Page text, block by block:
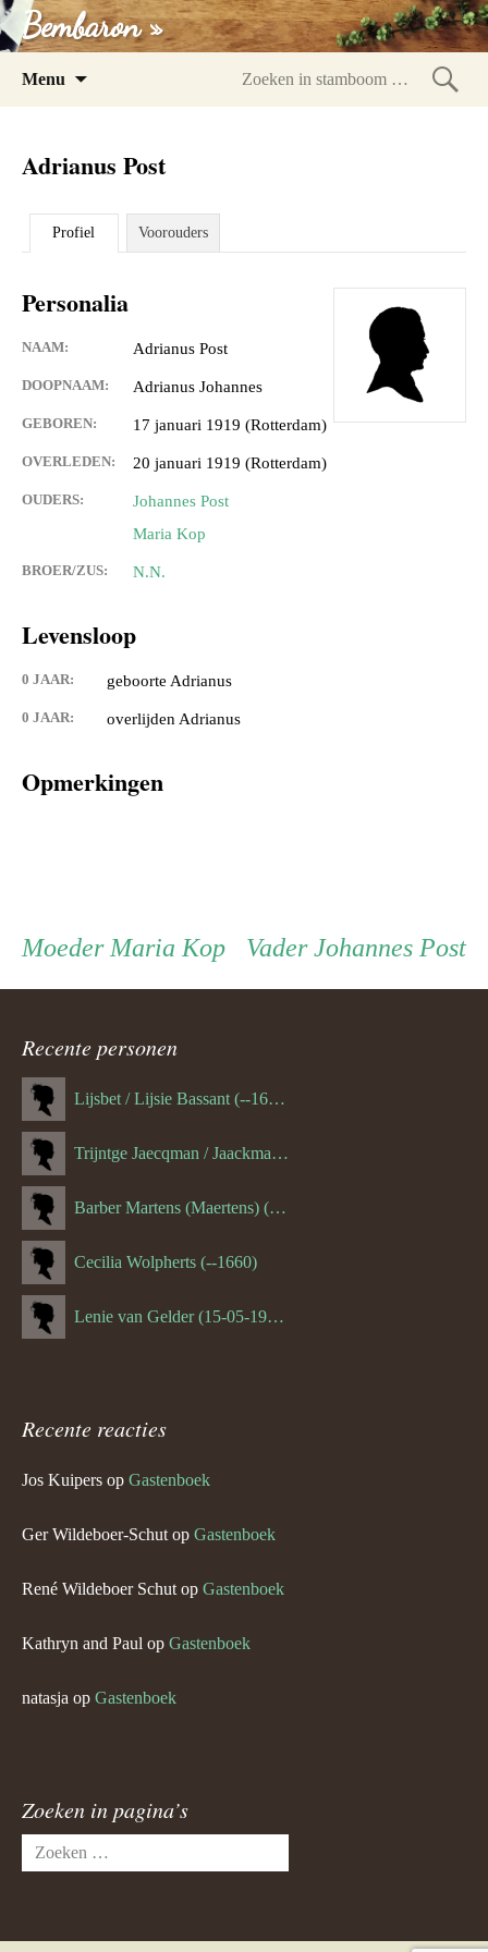
Bembaron »
Menu
Adrianus Post
Profiel Voorouders
Personalia
NAAM: Adrianus Post
DOOPNAAM: Adrianus Johannes
GEBOREN: 17 januari 1919 (Rotterdam)
OVERLEDEN: 20 januari 1919 (Rotterdam)
OUDERS:
Johannes Post
Maria Kop
BROER/ZUS: N.N.
Levensloop
0 JAAR: geboorte Adrianus
0 JAAR: overlijden Adrianus
Opmerkingen
Persoon
ouder
navigatie
VaderVader
Johannes Post
Moeder Moeder
Maria Kop
Recente personen
Lijsbet / Lijsie Bassant (--1687)
Trijntge Jaecqman / Jaackman (--1651)
Barber Martens (Maertens) (--1658)
Cecilia Wolpherts (--1660)
Lenie van Gelder (15-05-1970)
Recente reacties
Jos Kuipers op Gastenboek
Ger Wildeboer-Schut op Gastenboek
René Wildeboer Schut op Gastenboek
Kathryn and Paul op Gastenboek
natasja op Gastenboek
Zoeken in pagina’s
Zoeken
naar: